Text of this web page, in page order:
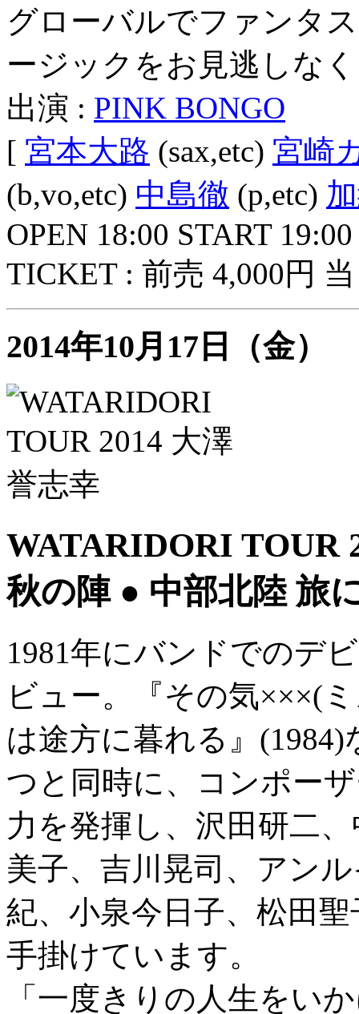
グローバルでファンタ
ージックをお見逃しな
出演 : PINK BONGO
[ 宮本大路 (sax,etc) 宮崎
(b,vo,etc) 中島徹 (p,etc)
OPEN 18:00 START 19:00
TICKET : 前売 4,000円
2014年10月17日（金）
WATARIDORI TOUR
秋の陣 ● 中部北陸 旅
1981年にバンドでのデ
ビュー。『その気×××(
は途方に暮れる』
つと同時に、コンポー
力を発揮し、沢田研二
美子、吉川晃司、アン
紀、小泉今日子、松田
手掛けています。
「一度きりの人生をい